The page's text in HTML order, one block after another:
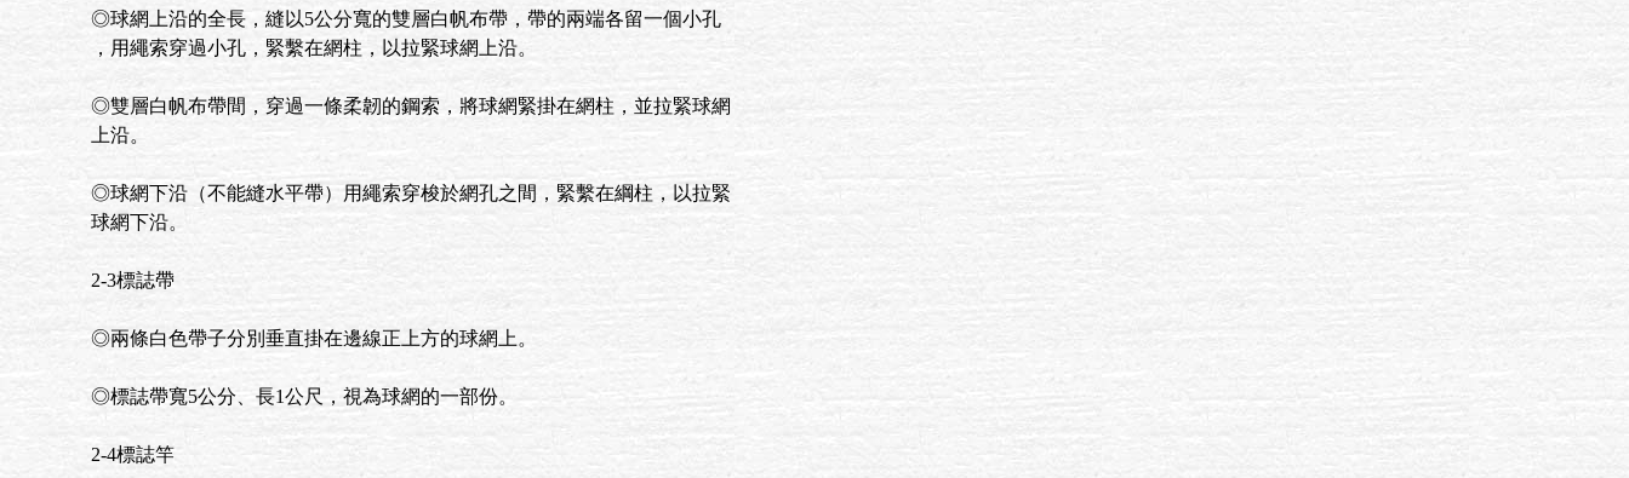
◎球網上沿的全長，縫以5公分寬的雙層白帆布帶，帶的兩端各留一個小孔
，用繩索穿過小孔，緊繫在網柱，以拉緊球網上沿。
◎雙層白帆布帶間，穿過一條柔韌的鋼索，將球網緊掛在網柱，並拉緊球網
上沿。
◎球網下沿（不能縫水平帶）用繩索穿梭於網孔之間，緊繫在綱柱，以拉緊
球網下沿。
2-3標誌帶
◎兩條白色帶子分別垂直掛在邊線正上方的球網上。
◎標誌帶寬5公分、長1公尺，視為球網的一部份。
2-4標誌竿